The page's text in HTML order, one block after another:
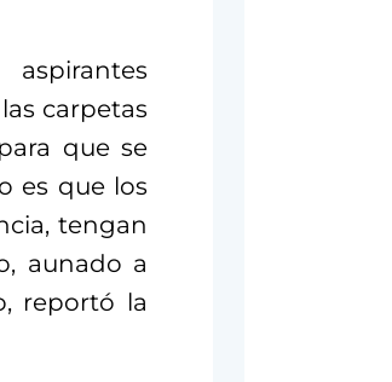
carpetas
que se
es que los
tengan
aunado a
reportó la